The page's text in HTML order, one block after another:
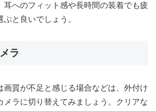
耳へのフィット感や長時間の装着でも疲
と良いでしょう。
ラ
画質が不足と感じる場合などは、外付け
メラに切り替えてみましょう。クリアな